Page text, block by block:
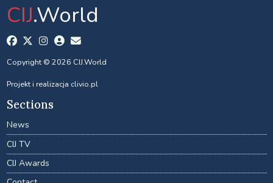
CIJ.World
Copyright © 2026 CIJ.World
Projekt i realizacja clivio.pl
Sections
News
CIJ TV
CIJ Awards